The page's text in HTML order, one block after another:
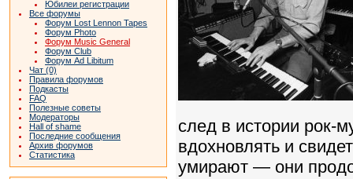
Юбилеи регистрации
Все форумы
Форум Lost Lennon Tapes
Форум Photo
Форум Music General
Форум Club
Форум Ad Libitum
Чат (0)
Правила форумов
Подкасты
FAQ
Полезные советы
Модераторы
Hall of shame
Последние сообщения
Архив форумов
Статистика
след в истории рок-
вдохновлять и
умирают — они